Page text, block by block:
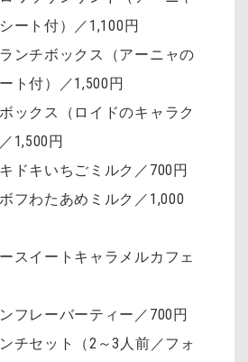
ート付）／1,100円
ンチボックス（アーニャの
ト付）／1,500円
ックス（ロイドのキャラク
1,500円
ドキいちごミルク／700円
フわたあめミルク／1,000
スイートキャラメルカフェ
フレーバーティー／700円
チセット（2～3人前／フォ